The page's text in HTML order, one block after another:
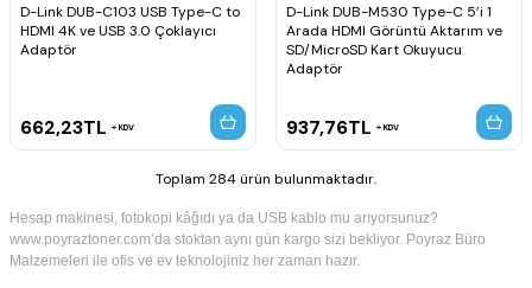
D-Link DUB-C103 USB Type-C to
HDMI 4K ve USB 3.0 Çoklayıcı
Adaptör
662,23TL KDV
D-Link DUB-M530 Type-C 5’i 1
Arada HDMI Görüntü Aktarım ve
SD/MicroSD Kart Okuyucu
Adaptör
937,76TL KDV
Toplam 284 ürün bulunmaktadır.
Hesap makinesi, fotokopi kâğıdı ya da USB kablo mu arıyorsunuz?
www.poyraztoner.com’da stoktan aynı gün kargo sizi bekliyor. Poyraz Büro
Malzemeleri ile ofis ve ev teknolojiniz her zaman hazır.